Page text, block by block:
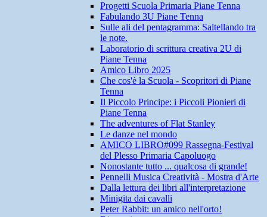
Progetti Scuola Primaria Piane Tenna
Fabulando 3U Piane Tenna
Sulle ali del pentagramma: Saltellando tra
le note.
Laboratorio di scrittura creativa 2U di
Piane Tenna
Amico Libro 2025
Che cos'è la Scuola - Scopritori di Piane
Tenna
Il Piccolo Principe: i Piccoli Pionieri di
Piane Tenna
The adventures of Flat Stanley
Le danze nel mondo
AMICO LIBRO#099 Rassegna-Festival
del Plesso Primaria Capoluogo
Nonostante tutto ... qualcosa di grande!
Pennelli Musica Creatività - Mostra d'Arte
Dalla lettura dei libri all'interpretazione
Minigita dai cavalli
Peter Rabbit: un amico nell'orto!